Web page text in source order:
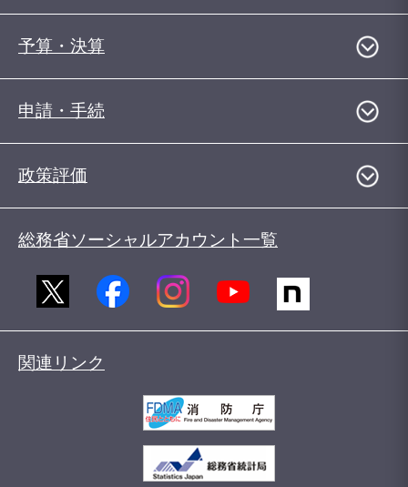
予算・決算
申請・手続
政策評価
総務省ソーシャルアカウント一覧
関連リンク